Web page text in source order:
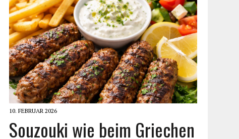
10. FEBRUAR 2026
Souzouki wie beim Griechen